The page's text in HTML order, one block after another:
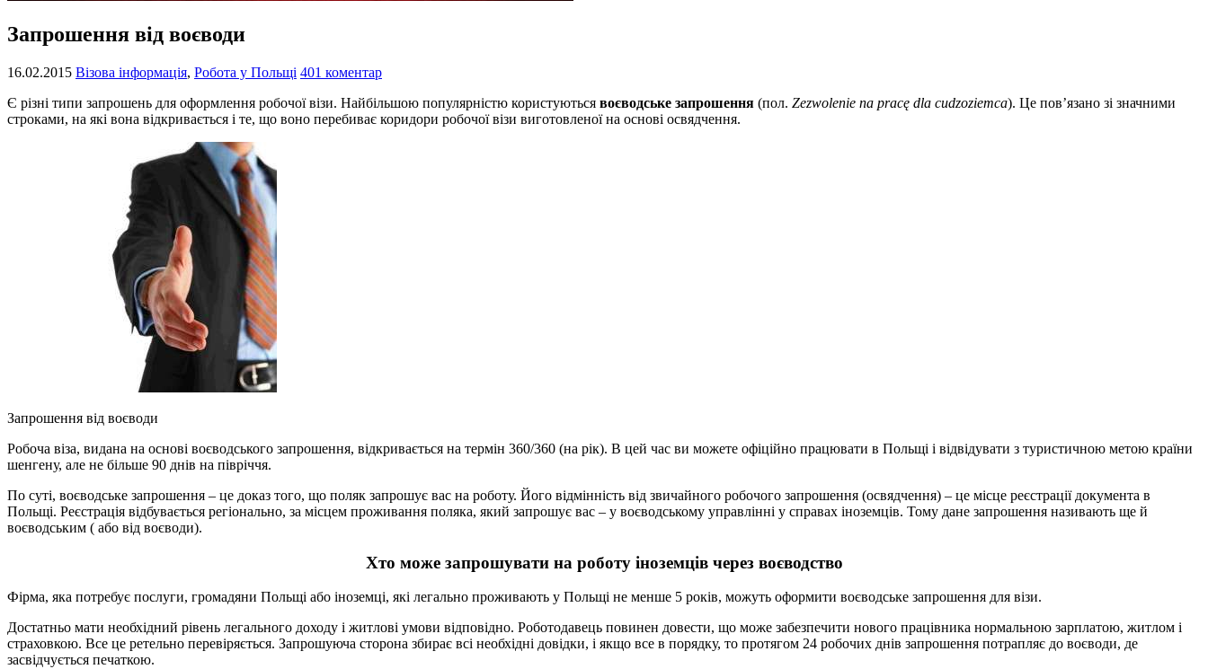
Запрошення від воєводи
16.02.2015 Візова інформація, Робота у Польщі 401 коментар
Є різні типи запрошень для оформлення робочої візи. Найбільшою популярністю користуються воєводське запрошення (пол. Zezwolenie na pracę dla cudzoziemca). Це пов’язано зі значними
строками, на які вона відкривається і те, що воно перебиває коридори робочої візи виготовленої на основі освядчення.
Запрошення від воєводи
Робоча віза, видана на основі воєводського запрошення, відкривається на термін 360/360 (на рік). В цей час ви можете офіційно працювати в Польщі і відвідувати з туристичною метою країни
шенгену, але не більше 90 днів на півріччя.
По суті, воєводське запрошення – це доказ того, що поляк запрошує вас на роботу. Його відмінність від звичайного робочого запрошення (освядчення) – це місце реєстрації документа в
Польщі. Реєстрація відбувається регіонально, за місцем проживання поляка, який запрошує вас – у воєводському управлінні у справах іноземців. Тому дане запрошення називають ще й
воєводським ( або від воєводи).
Хто може запрошувати на роботу іноземців через воєводство
Фірма, яка потребує послуги, громадяни Польщі або іноземці, які легально проживають у Польщі не менше 5 років, можуть оформити воєводське запрошення для візи.
Достатньо мати необхідний рівень легального доходу і житлові умови відповідно. Роботодавець повинен довести, що може забезпечити нового працівника нормальною зарплатою, житлом і
страховкою. Все це ретельно перевіряється. Запрошуюча сторона збирає всі необхідні довідки, і якщо все в порядку, то протягом 24 робочих днів запрошення потрапляє до воєводи, де
засвідчується печаткою.